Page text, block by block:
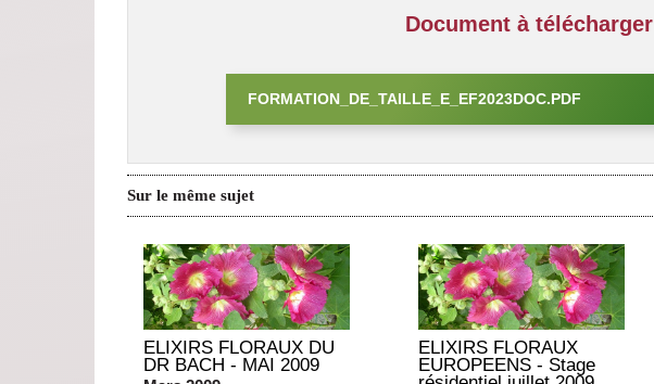
Document à télécharger
FORMATION_DE_TAILLE_E_EF2023DOC.PDF
Sur le même sujet
ELIXIRS FLORAUX DU
DR BACH - MAI 2009
ELIXIRS FLORAUX
EUROPEENS - Stage